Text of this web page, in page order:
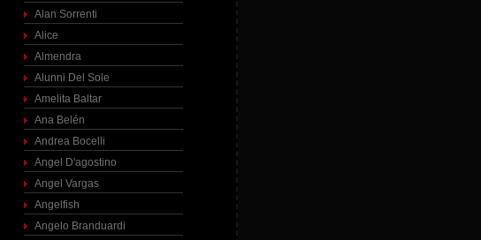
Alan Sorrenti
Alice
Almendra
Alunni Del Sole
Amelita Baltar
Ana Belén
Andrea Bocelli
Angel D'agostino
Angel Vargas
Angelfish
Angelo Branduardi